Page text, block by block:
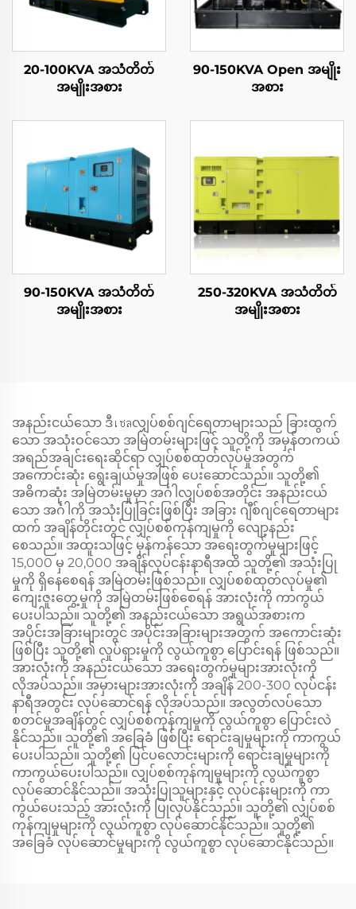
20-100KVA အသံတိတ်
အမျိုးအစား
90-150KVA Open အမျိုး
အစား
90-150KVA အသံတိတ်
အမျိုးအစား
250-320KVA အသံတိတ်
အမျိုးအစား
အနည်းငယ်သော ဒီเซลလျှပ်စစ်ဂျင်ရေတာများသည် ခြားထွက်
သော အသုံးဝင်သော အမြဲတမ်းများဖြင့် သူတို့ကို အမှန်တကယ်
အရည်အချင်းရေးဆိုင်ရာ လျှပ်စစ်ထုတ်လုပ်မှုအတွက်
အကောင်းဆုံး ရွေးချယ်မှုအဖြစ် ပေးဆောင်သည်။ သူတို့၏
အဓိကဆုံး အမြဲတမ်းမှုမှာ အင်္ဂါလျှပ်စစ်အတိုင်း အနည်းငယ်
သော အင်္ဂါကို အသုံးပြုခြင်းဖြစ်ပြီး အခြား ဂျီစ်ဂျင်ရေတာများ
ထက် အချိန်တိုင်းတွင် လျှပ်စစ်ကုန်ကျမှုကို လျော့နည်း
စေသည်။ အထူးသဖြင့် မှန်ကန်သော အရေးတွက်မှုများဖြင့်
15,000 မှ 20,000 အချိန်လုပ်ငန်းနာရီအထိ သူတို့၏ အသုံးပြု
မှုကို ရှိနေစေရန် အမြဲတမ်းဖြစ်သည်။ လျှပ်စစ်ထုတ်လုပ်မှု၏
ကျေးဇူးတွေ့မှုကို အမြဲတမ်းဖြစ်စေရန် အားလုံးကို ကာကွယ်
ပေးပါသည်။ သူတို့၏ အနည်းငယ်သော အရွယ်အစားက
အပိုင်းအခြားများတွင် အပိုင်းအခြားများအတွက် အကောင်းဆုံး
ဖြစ်ပြီး သူတို့၏ လှုပ်ရှားမှုကို လွယ်ကူစွာ ပြောင်းရန် ဖြစ်သည်။
အားလုံးကို အနည်းငယ်သော အရေးတွက်မှုများအားလုံးကို
လိုအပ်သည်။ အမှားများအားလုံးကို အချိန် 200-300 လုပ်ငန်း
နာရီအတွင်း လုပ်ဆောင်ရန် လိုအပ်သည်။ အလွတ်လပ်သော
စတင်မှုအချိန်တွင် လျှပ်စစ်ကုန်ကျမှုကို လွယ်ကူစွာ ပြောင်းလဲ
နိုင်သည်။ သူတို့၏ အခြေခံ ဖြစ်ပြီး ရောင်းချမှုများကို ကာကွယ်
ပေးပါသည်။ သူတို့၏ ပြင်ပလောင်းများကို ရောင်းချမှုများကို
ကာကွယ်ပေးပါသည်။ လျှပ်စစ်ကုန်ကျမှုများကို လွယ်ကူစွာ
လုပ်ဆောင်နိုင်သည်။ အသုံးပြုသူများနှင့် လုပ်ငန်းများကို ကာ
ကွယ်ပေးသည့် အားလုံးကို ပြုလုပ်နိုင်သည်။ သူတို့၏ လျှပ်စစ်
ကုန်ကျမှုများကို လွယ်ကူစွာ လုပ်ဆောင်နိုင်သည်။ သူတို့၏
အခြေခံ လုပ်ဆောင်မှုများကို လွယ်ကူစွာ လုပ်ဆောင်နိုင်သည်။